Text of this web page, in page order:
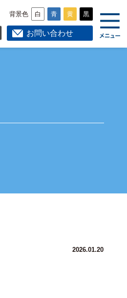
背景色 白 青 黄 黒
お問い合わせ
2026.01.20